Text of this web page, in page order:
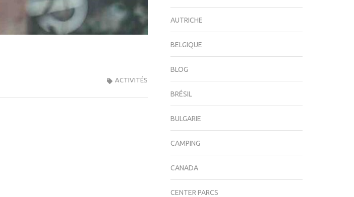
ACTIVITÉS
AUTRICHE
BELGIQUE
BLOG
BRÉSIL
BULGARIE
CAMPING
CANADA
CENTER PARCS